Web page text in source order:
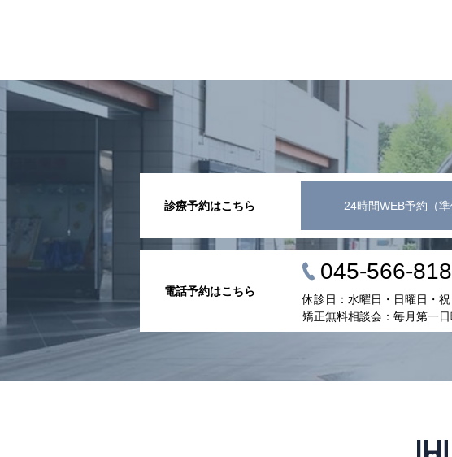
診療予約はこちら 24時間WEB予約（準
電話予約はこちら
045-566-
休診日：水曜日・日曜日・祝
矯正無料相談会：毎月第一